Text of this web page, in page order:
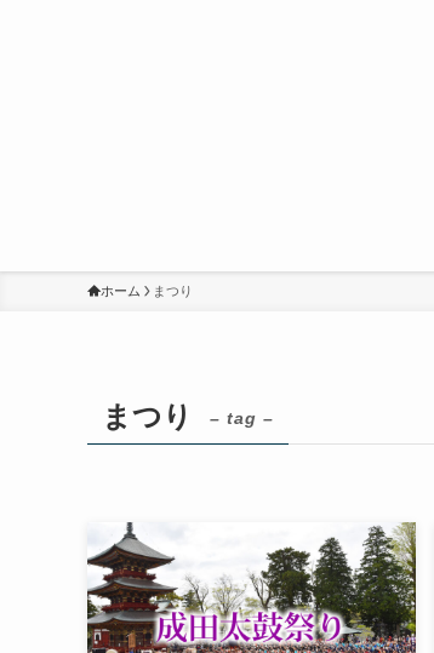
ホーム まつり
まつり – tag –